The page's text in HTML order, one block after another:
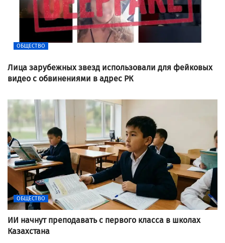
ОБЩЕСТВО
Лица зарубежных звезд использовали для фейковых
видео с обвинениями в адрес РК
ОБЩЕСТВО
ИИ начнут преподавать с первого класса в школах
Казахстана